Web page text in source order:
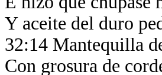
Y aceite del duro
32:14 Mantequilla
Con grosura de